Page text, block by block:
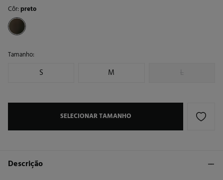
Côr:preto
Tamanho:
S M L
SELECIONAR TAMANHO
Descrição